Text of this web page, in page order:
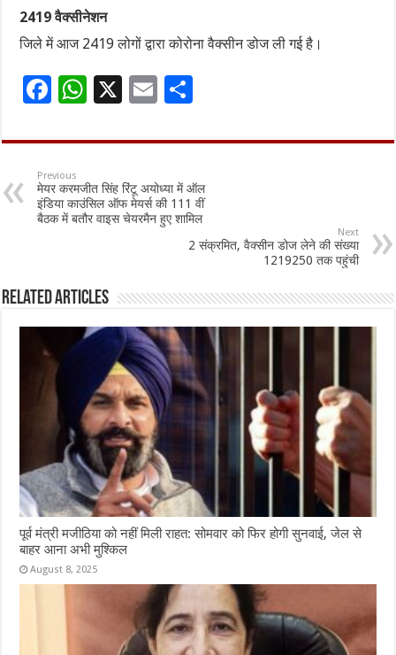
2419 वैक्सीनेशन
जिले में आज 2419 लोगों द्वारा कोरोना वैक्सीन डोज ली गई है।
F
e
b
o
o
W
at
sA
p
p
X
E
ai ar
e
Previous
मेयर करमजीत सिंह रिंटू अयोध्या में ऑल
इंडिया काउंसिल ऑफ मेयर्स की 111 वीं
बैठक में बतौर वाइस चेयरमैन हुए शामिल
Next
2 संक्रमित, वैक्सीन डोज लेने की संख्या
1219250 तक पहुंची
Related Articles
पूर्व मंत्री मजीठिया को नहीं मिली राहत: सोमवार को फिर होगी सुनवाई, जेल से
बाहर आना अभी मुश्किल
August 8, 2025